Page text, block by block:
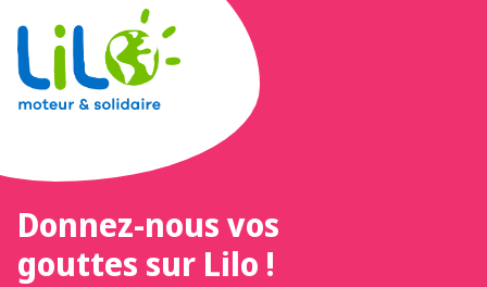
Donnez-nous vos
gouttes sur Lilo !